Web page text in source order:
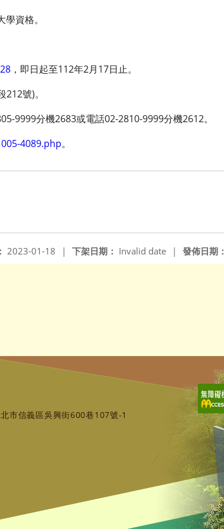
資格。
，即日起至112年2月17日止。
號)。
9999分機2683或電話02-2810-9999分機2612。
4089.php。
發佈日期：
下架日期： Invalid date |
2023-01-18 |
市信義區吳興街600巷107號-1